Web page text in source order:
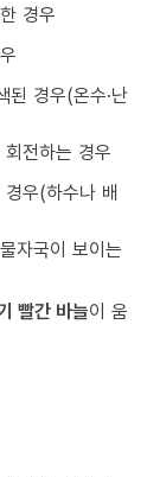
경우
된 경우(온수·난
전하는 경우
우(하수나 배
자국이 보이는
빨간 바늘이 움